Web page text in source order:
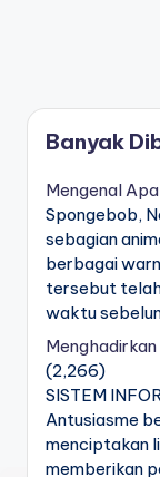
pos
Banyak
Mengenal
Spongebob,
sebagian
berbagai
tersebut
waktu
(2,266)
SISTEM
Antusiasme
menciptakan
memberikan